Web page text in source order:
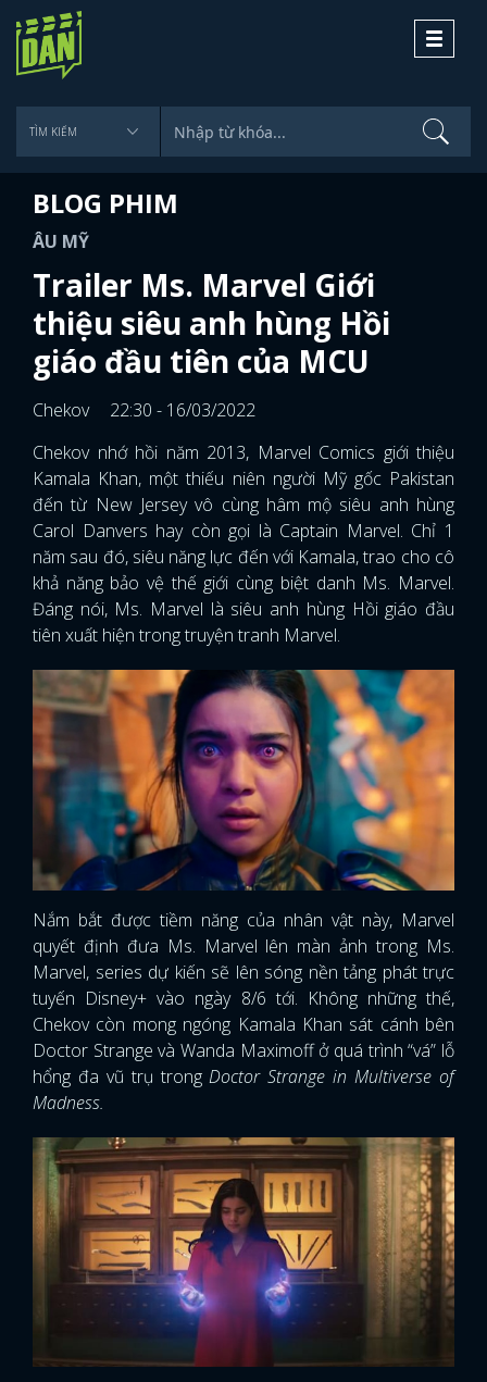
Toggle
BLOG PHIM
ÂU MỸ
Trailer Ms. Marvel Giới
thiệu siêu anh hùng Hồi
giáo đầu tiên của MCU
Chekov
22:30 - 16/03/2022
Chekov nhớ hồi năm 2013, Marvel Comics giới thiệu
Kamala Khan, một thiếu niên người Mỹ gốc Pakistan
đến từ New Jersey vô cùng hâm mộ siêu anh hùng
Carol Danvers hay còn gọi là Captain Marvel. Chỉ 1
năm sau đó, siêu năng lực đến với Kamala, trao cho cô
khả năng bảo vệ thế giới cùng biệt danh Ms. Marvel.
Đáng nói, Ms. Marvel là siêu anh hùng Hồi giáo đầu
tiên xuất hiện trong truyện tranh Marvel.
Nắm bắt được tiềm năng của nhân vật này, Marvel
quyết định đưa Ms. Marvel lên màn ảnh trong Ms.
Marvel, series dự kiến sẽ lên sóng nền tảng phát trực
tuyến Disney+ vào ngày 8/6 tới. Không những thế,
Chekov còn mong ngóng Kamala Khan sát cánh bên
Doctor Strange và Wanda Maximoff ở quá trình “vá” lỗ
hổng đa vũ trụ trongDoctor Strange in Multiverse of
Madness.